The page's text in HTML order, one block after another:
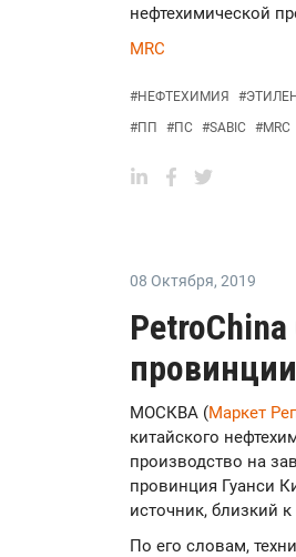
нефтехимической
MRC
#НЕФТЕХИМИЯ #ЭТИЛЕН
#ПП #ПС #SABIC #MRC
08 Октября, 2019
МОСКВА (Маркет
китайского
производство на
провинция Гуанси
источник, близкий
По его словам,